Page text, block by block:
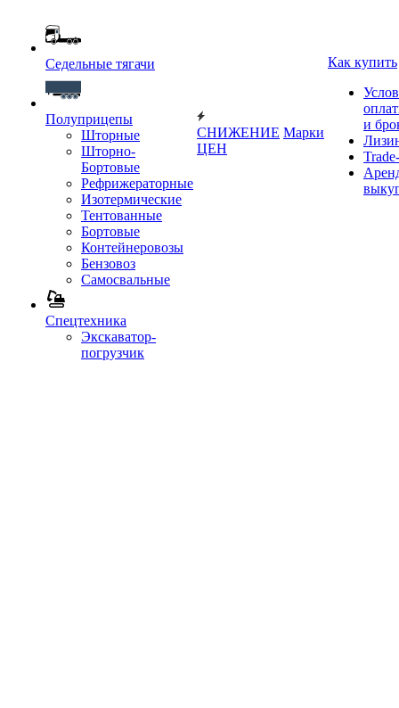
Седельные тягачи
Полуприцепы
Шторные
Шторно-
Бортовые
Рефрижераторные
Изотермические
Тентованные
Бортовые
Контейнеровозы
Бензовоз
Самосвальные
Спецтехника
Экскаватор-
погрузчик
СНИЖЕНИЕ
ЦЕН
Марки
Как купить
и